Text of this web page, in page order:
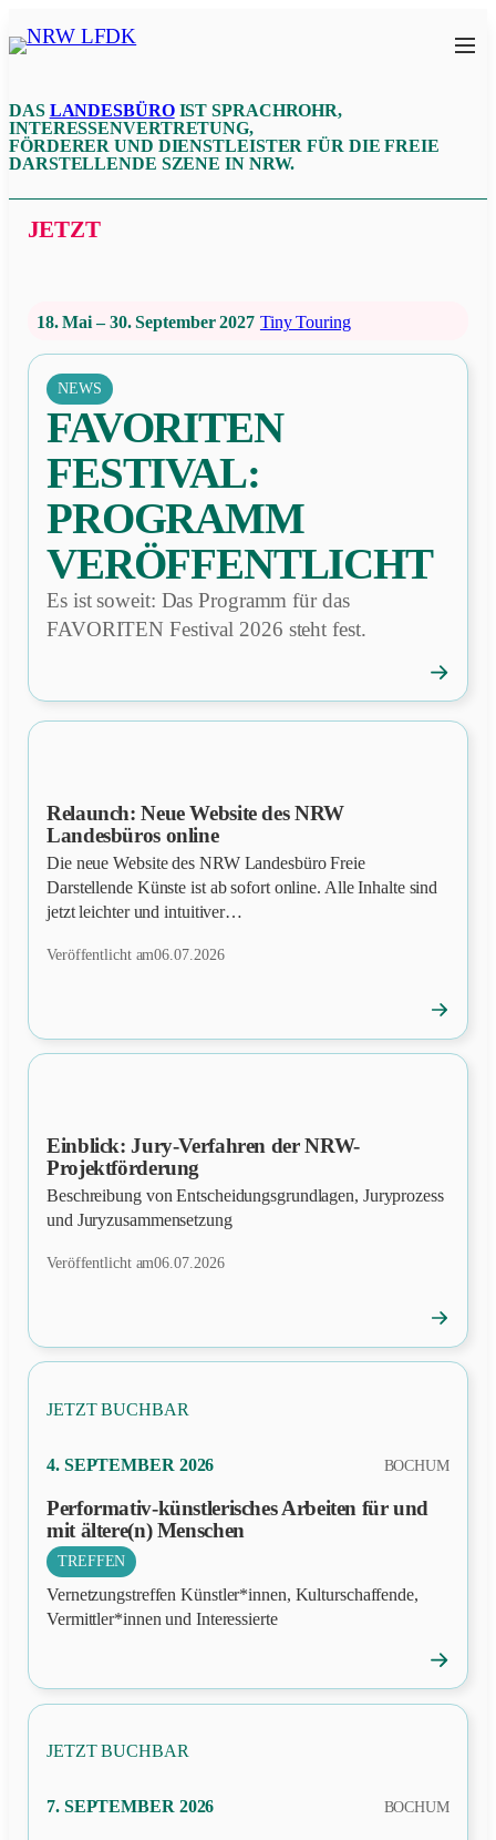
Inhalt
NRW
DAS LANDESBÜROIST SPRACHROHR,
INTERESSENVERTRETUNG,
FÖRDERER UND DIENSTLEISTER FÜR DIE FREIE
DARSTELLENDE SZENE IN NRW.
JETZT
18. Mai – 30. September 2027 Tiny Touring
NEWS
FAVORITEN
FESTIVAL:
PROGRAMM
VERÖFFENTLICHT
Es ist soweit: Das Programm für das
FAVORITEN Festival 2026 steht fest.
Festival:
→
NEWS
Relaunch: Neue Website des NRW
Landesbüros online
Die neue Website des NRW Landesbüro Freie
Darstellende Künste ist ab sofort online. Alle Inhalte sind
jetzt leichter und intuitiver…
Veröffentlicht am06.07.2026
News
öffnen
→
NEWS
Einblick: Jury-Verfahren der NRW-
Projektförderung
Beschreibung von Entscheidungsgrundlagen, Juryprozess
und Juryzusammensetzung
Veröffentlicht am06.07.2026
News
öffnen
→
PRÄSENZ
JETZT BUCHBAR
4. SEPTEMBER 2026 BOCHUM
Performativ-künstlerisches Arbeiten für und
mit ältere(n) Menschen
TREFFEN
Vernetzungstreffen Künstler*innen, Kulturschaffende,
Vermittler*innen und Interessierte
öffnen
→
PRÄSENZ
JETZT BUCHBAR
7. SEPTEMBER 2026 BOCHUM